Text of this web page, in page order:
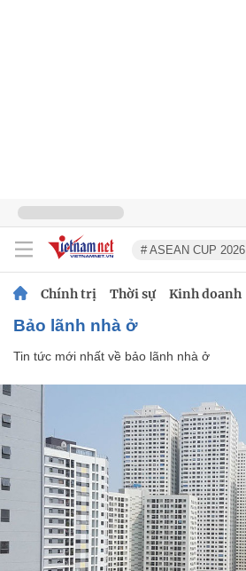
# ASEAN CUP 2026
Chính trị Thời sự Kinh doanh
bảo lãnh nhà ở
Tin tức mới nhất về bảo lãnh nhà ở